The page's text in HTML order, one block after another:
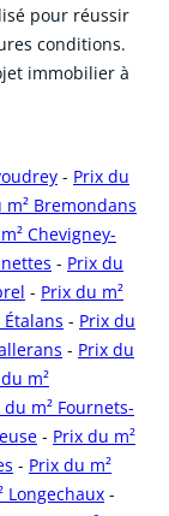
pour réussir
conditions.
immobilier à
- Prix du
m² Bremondans
Chevigney-
- Prix du
- Prix du m²
Étalans - Prix du
- Prix du
m²
du m² Fournets-
- Prix du m²
- Prix du m²
Longechaux -